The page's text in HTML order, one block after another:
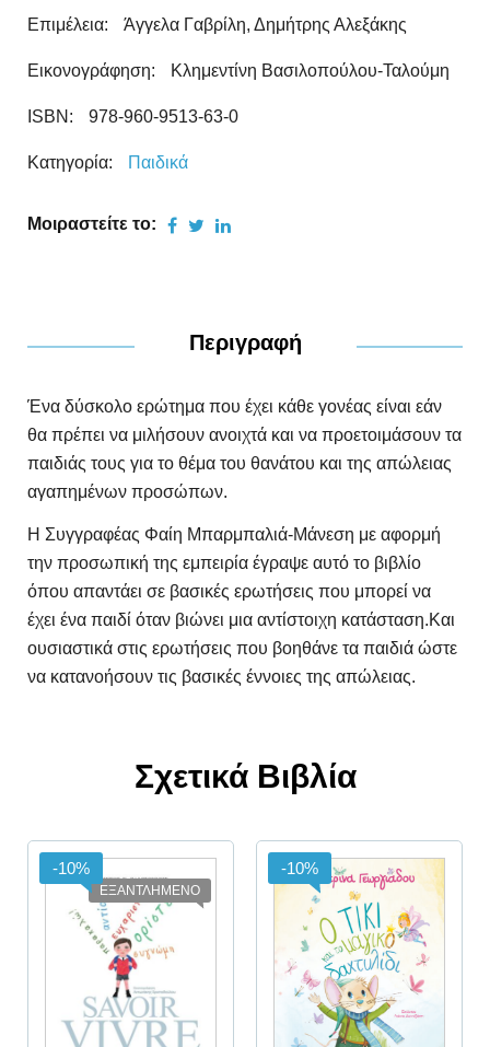
Επιμέλεια: Άγγελα Γαβρίλη, Δημήτρης Αλεξάκης
Εικονογράφηση: Κλημεντίνη Βασιλοπούλου-Ταλούμη
ISBN: 978-960-9513-63-0
Κατηγορία: Παιδικά
Μοιραστείτε το:
Περιγραφή
Ένα δύσκολο ερώτημα που έχει κάθε γονέας είναι εάν
θα πρέπει να μιλήσουν ανοιχτά και να προετοιμάσουν τα
παιδιάς τους για το θέμα του θανάτου και της απώλειας
αγαπημένων προσώπων.
Η Συγγραφέας Φαίη Μπαρμπαλιά-Μάνεση με αφορμή
την προσωπική της εμπειρία έγραψε αυτό το βιβλίο
όπου απαντάει σε βασικές ερωτήσεις που μπορεί να
έχει ένα παιδί όταν βιώνει μια αντίστοιχη κατάσταση.Και
ουσιαστικά στις ερωτήσεις που βοηθάνε τα παιδιά ώστε
να κατανοήσουν τις βασικές έννοιες της απώλειας.
Σχετικά Βιβλία
ΕΞΑΝΤΛΗΜΕΝΟ
-10% -10%